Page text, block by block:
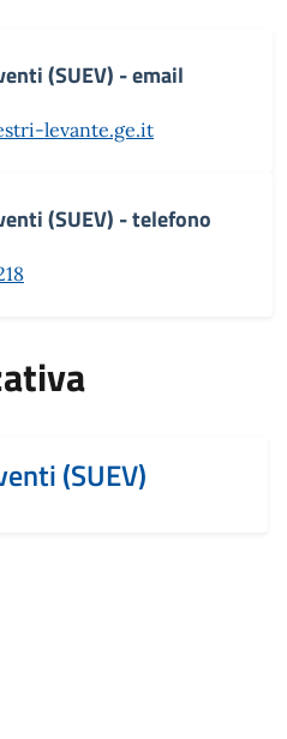
(SUEV) - email
levante.ge.it
(SUEV) - telefono
(SUEV)